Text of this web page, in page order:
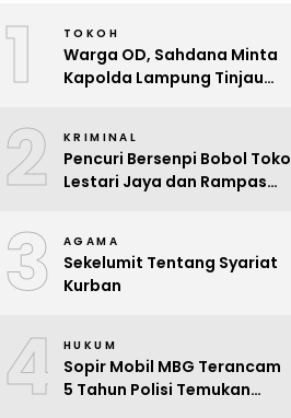
1 TOKOH
Warga OD, Sahdana Minta
Kapolda Lampung Tinjau
2 KRIMINAL
Pencuri Bersenpi Bobol Toko
Lestari Jaya dan Rampas
3 AGAMA
Sekelumit Tentang Syariat
Kurban
4 HUKUM
Sopir Mobil MBG Terancam
5 Tahun Polisi Temukan